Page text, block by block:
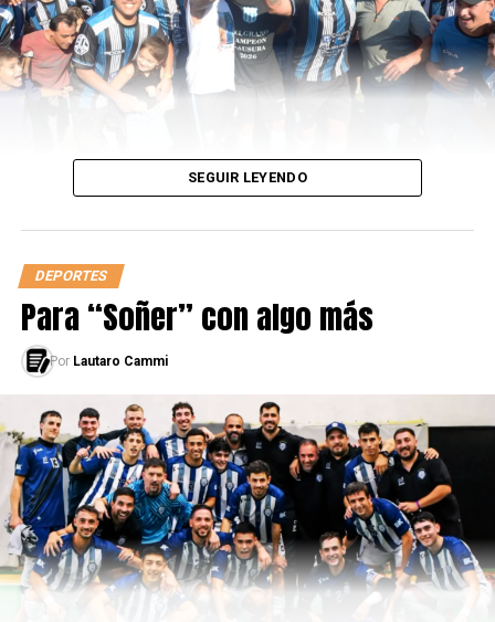
SEGUIR LEYENDO
DEPORTES
Para “Soñer” con algo más
Por Lautaro Cammi